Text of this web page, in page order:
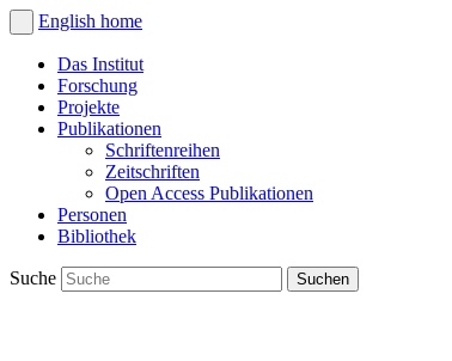
English home
Das Institut
Forschung
Projekte
Publikationen
Schriftenreihen
Zeitschriften
Open Access Publikationen
Personen
Bibliothek
Suche